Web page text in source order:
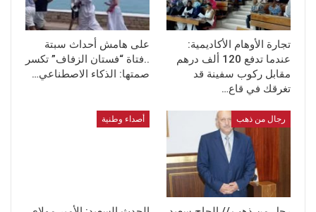
تجارة الأوهام الأكاديمية:
عندما تدفع 120 ألف درهم
مقابل ركوب سفينة قد
تغرقك في قاع…
على هامش أحداث سبتة
..فتاة “فستان الزفاف” تكسر
صمتها: الذكاء الاصطناعي…
رجال من ذهب أصداء وطنية